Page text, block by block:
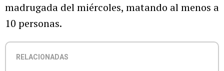
madrugada del miércoles, matando al menos a
10 personas.
RELACIONADAS